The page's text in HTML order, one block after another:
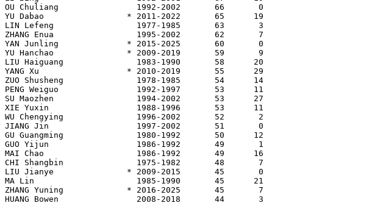
OU Chuliang                1992-2002       66       0
YU Dabao                 * 2011-2022       65      19
LIN Lefeng                 1977-1985       63       3
ZHANG Enua                 1995-2002       62       7
YAN Junling              * 2015-2025       60       0
YU Hanchao               * 2009-2019       59       9
LIU Haiguang               1983-1990       58      20
YANG Xu                  * 2010-2019       55      29
ZUO Shusheng               1978-1985       54      14
PENG Weiguo                1992-1997       53      11
SU Maozhen                 1994-2002       53      27
XIE Yuxin                  1988-1996       53      11
WU Chengying               1996-2002       52       2
JIANG Jin                  1997-2002       51       0
GU Guangming               1980-1992       50      12
GUO Yijun                  1986-1992       49       1
MAI Chao                   1986-1992       49      16
CHI Shangbin               1975-1982       48       7
LIU Jianye               * 2009-2015       45       0
MA Lin                     1985-1990       45      21
ZHANG Yuning             * 2016-2025       45       7
HUANG Bowen                2008-2018       44       3